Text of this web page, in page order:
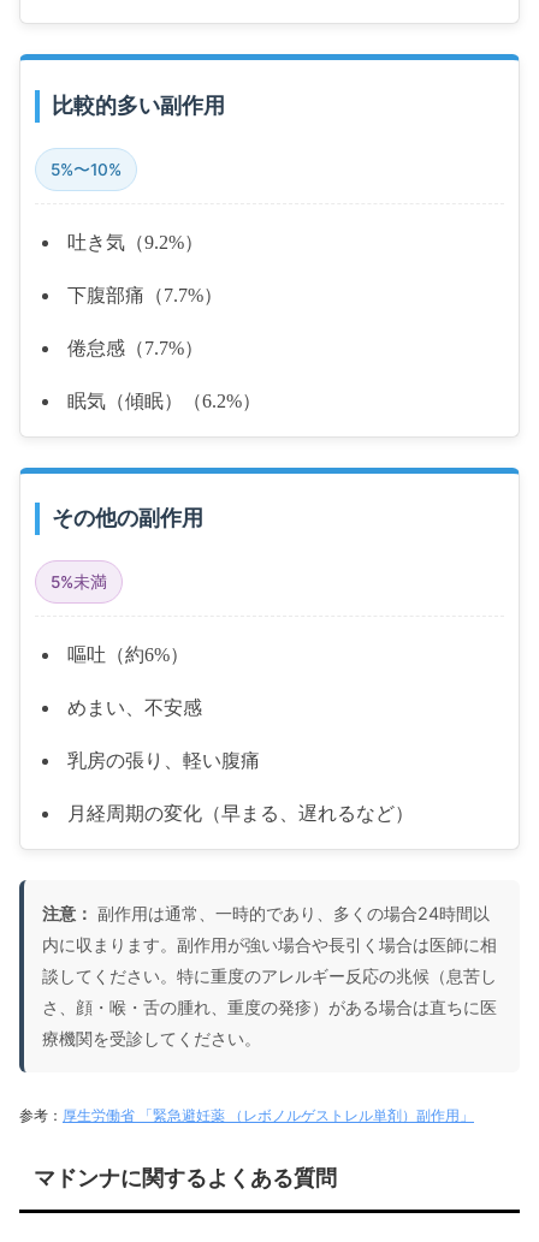
比較的多い副作用
5%〜10%
吐き気（9.2%）
下腹部痛（7.7%）
倦怠感（7.7%）
眠気（傾眠）（6.2%）
その他の副作用
5%未満
嘔吐（約6%）
めまい、不安感
乳房の張り、軽い腹痛
月経周期の変化（早まる、遅れるなど）
注意： 副作用は通常、一時的であり、多くの場合24時間以
内に収まります。副作用が強い場合や長引く場合は医師に相
談してください。特に重度のアレルギー反応の兆候（息苦し
さ、顔・喉・舌の腫れ、重度の発疹）がある場合は直ちに医
療機関を受診してください。
参考： 厚生労働省 「緊急避妊薬 （レボノルゲストレル単剤）副作用」
マドンナに関するよくある質問